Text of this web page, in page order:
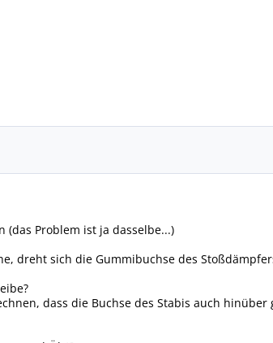
Problem ist ja dasselbe...)
dreht sich die Gummibuchse des
dass die Buchse des Stabis auch hinüber